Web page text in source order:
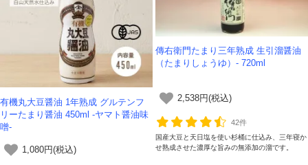
有機丸大豆醤油 1年熟成 グルテンフ
リーたまり醤油 450ml -ヤマト醤油味
噌-
1,080円(税込)
傳右衛門たまり三年熟成 生引溜醤油
（たまりしょうゆ）- 720ml
2,538円(税込)
42件
国産大豆と天日塩を使い杉桶に仕込み、三年寝か
せ熟成させた濃厚な旨みの無添加の溜です。